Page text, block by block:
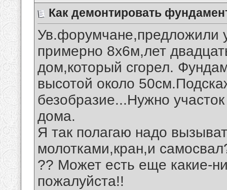
Как демонтировать
Ув.форумчане,предложили
примерно 8х6м,лет
дом,который сгорел.
высотой около
безобразие...Нужно
дома.
Я так полагаю надо
молотками,кран,и
?? Может есть еще какие-
пожалуйста!!